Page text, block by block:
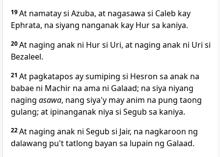
19At namatay si Azuba, at nagasawa si Caleb kay
Ephrata, na siyang nanganak kay Hur sa kaniya.
20At naging anak ni Hur si Uri, at naging anak ni Uri si
Bezaleel.
21 At pagkatapos ay sumiping si Hesron sa anak na
babae ni Machir na ama ni Galaad; na siya niyang
naging asawa, nang siya'y may anim na pung taong
gulang; at ipinanganak niya si Segub sa kaniya.
22At naging anak ni Segub si Jair, na nagkaroon ng
dalawang pu't tatlong bayan sa lupain ng Galaad.